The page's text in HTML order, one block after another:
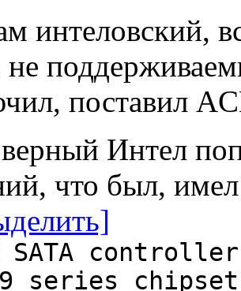
интеловский,
не
поставил
Интел
что был, имел
SATA
series